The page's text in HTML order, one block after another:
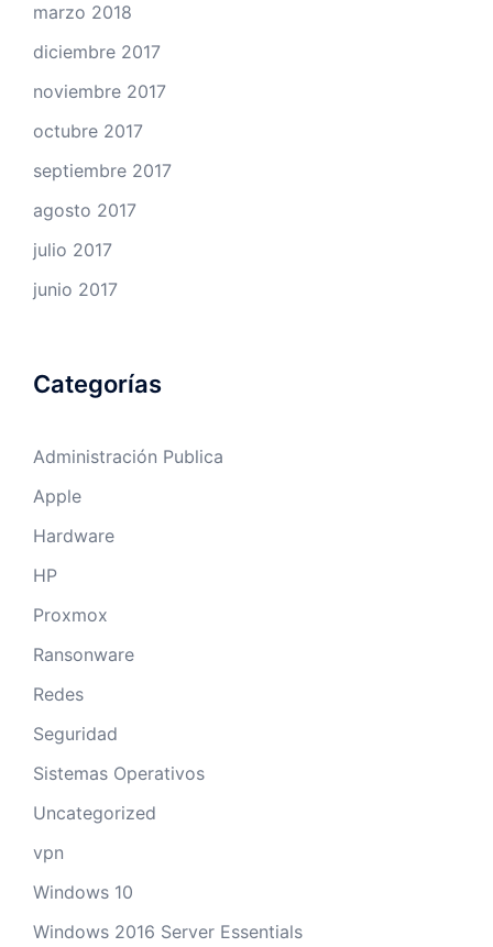
marzo 2018
diciembre 2017
noviembre 2017
octubre 2017
septiembre 2017
agosto 2017
julio 2017
junio 2017
Categorías
Administración Publica
Apple
Hardware
HP
Proxmox
Ransonware
Redes
Seguridad
Sistemas Operativos
Uncategorized
vpn
Windows 10
Windows 2016 Server Essentials